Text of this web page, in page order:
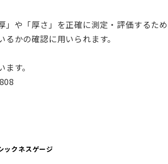
」や「厚さ」を正確に測定・評価するた
かの確認に用いられます。
す。
ックネスゲージ